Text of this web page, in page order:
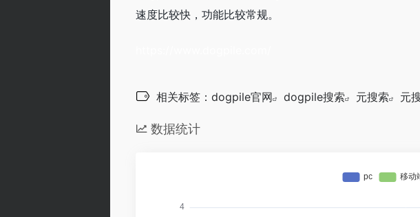
速度比较快，功能比较常规。
相关标签： dogpile官网 dogpile搜索 元搜索 元
数据统计